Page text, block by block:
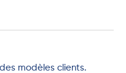
modèles clients.